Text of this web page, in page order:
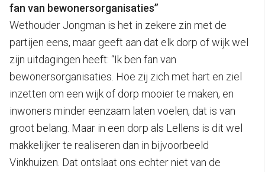
fan van bewonersorganisaties”
Wethouder Jongman is het in zekere zin met de
partijen eens, maar geeft aan dat elk dorp of wijk wel
zijn uitdagingen heeft: “Ik ben fan van
bewonersorganisaties. Hoe zij zich met hart en ziel
inzetten om een wijk of dorp mooier te maken, en
inwoners minder eenzaam laten voelen, dat is van
groot belang. Maar in een dorp als Lellens is dit wel
makkelijker te realiseren dan in bijvoorbeeld
Vinkhuizen. Dat ontslaat ons echter niet van de